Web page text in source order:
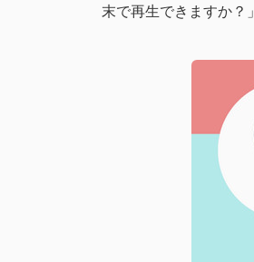
末で再生できますか？」